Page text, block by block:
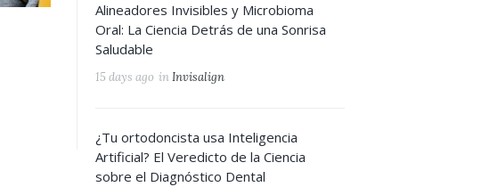
Alineadores Invisibles y Microbioma
Oral: La Ciencia Detrás de una Sonrisa
Saludable
15 days ago inInvisalign
¿Tu ortodoncista usa Inteligencia
Artificial? El Veredicto de la Ciencia
sobre el Diagnóstico Dental